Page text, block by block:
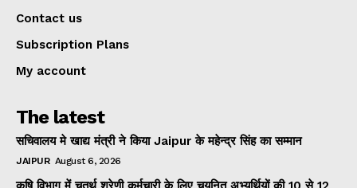
Contact us
Subscription Plans
My account
The latest
सचिवालय मे खाद्य मंत्री ने किया Jaipur के महेन्द्र सिंह का सम्मान
JAIPUR August 6, 2026